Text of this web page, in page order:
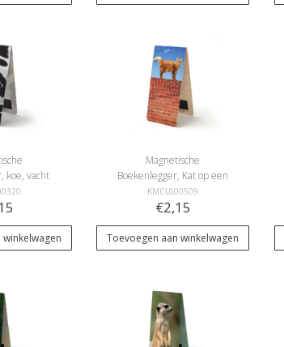
koe, vacht
Magnetische
Boekenlegger, Kat op een
muur
KMCL000509
€2,15
Toevoegen aan winkelwagen